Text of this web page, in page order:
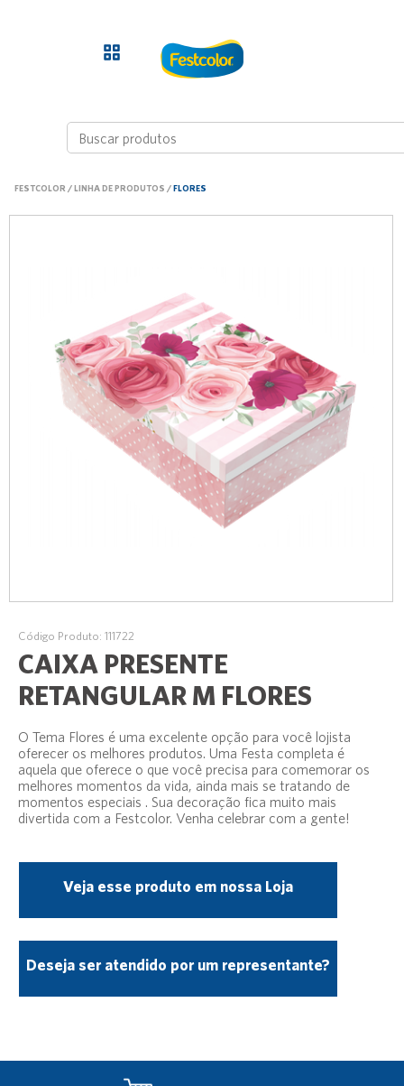
FESTCOLOR /LINHA DE PRODUTOS /FLORES
Código Produto: 111722
CAIXA PRESENTE
RETANGULAR M FLORES
O Tema Flores é uma excelente opção para você lojista
oferecer os melhores produtos. Uma Festa completa é
aquela que oferece o que você precisa para comemorar os
melhores momentos da vida, ainda mais se tratando de
momentos especiais . Sua decoração fica muito mais
divertida com a Festcolor. Venha celebrar com a gente!
Veja esse produto em nossa Loja
Deseja ser atendido por um representante?